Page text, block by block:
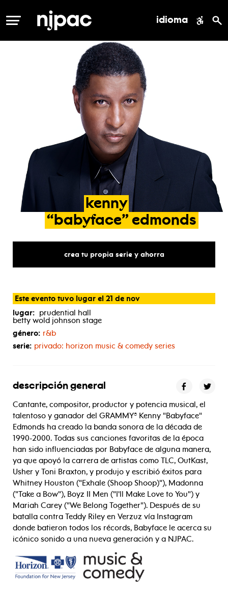
MENÚ idioma
kenny
“babyface” edmonds
crea tu propia serie y ahorra
Este evento tuvo lugar el 21 de nov
lugar: prudential hall
betty wold johnson stage
género: r&b
serie: privado: horizon music & comedy series
descripción general
Cantante, compositor, productor y potencia musical, el
talentoso y ganador del GRAMMY® Kenny "Babyface"
Edmonds ha creado la banda sonora de la década de
1990-2000. Todas sus canciones favoritas de la época
han sido influenciadas por Babyface de alguna manera,
ya que apoyó la carrera de artistas como TLC, OutKast,
Usher y Toni Braxton, y produjo y escribió éxitos para
Whitney Houston ("Exhale (Shoop Shoop)"), Madonna
("Take a Bow"), Boyz II Men ("I'll Make Love to You") y
Mariah Carey ("We Belong Together"). Después de su
batalla contra Teddy Riley en Verzuz vía Instagram
donde batieron todos los récords, Babyface le acerca su
icónico sonido a una nueva generación y a NJPAC.